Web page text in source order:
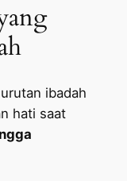
ibadah
hati saat